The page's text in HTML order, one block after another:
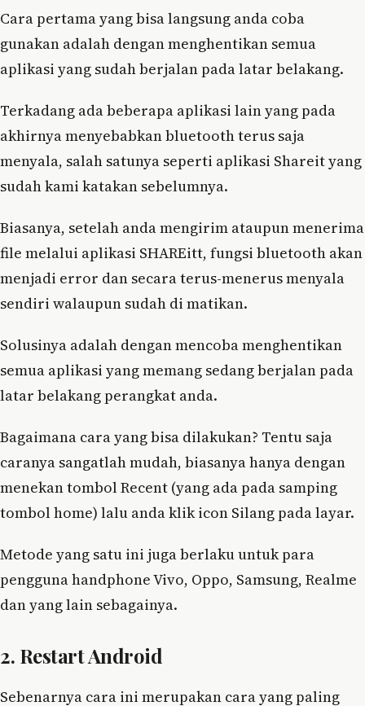
Cara pertama yang bisa langsung anda coba
gunakan adalah dengan menghentikan semua
aplikasi yang sudah berjalan pada latar belakang.
Terkadang ada beberapa aplikasi lain yang pada
akhirnya menyebabkan bluetooth terus saja
menyala, salah satunya seperti aplikasi Shareit yang
sudah kami katakan sebelumnya.
Biasanya, setelah anda mengirim ataupun menerima
file melalui aplikasi SHAREitt, fungsi bluetooth akan
menjadi error dan secara terus-menerus menyala
sendiri walaupun sudah di matikan.
Solusinya adalah dengan mencoba menghentikan
semua aplikasi yang memang sedang berjalan pada
latar belakang perangkat anda.
Bagaimana cara yang bisa dilakukan? Tentu saja
caranya sangatlah mudah, biasanya hanya dengan
menekan tombol Recent (yang ada pada samping
tombol home) lalu anda klik icon Silang pada layar.
Metode yang satu ini juga berlaku untuk para
pengguna handphone Vivo, Oppo, Samsung, Realme
dan yang lain sebagainya.
2. Restart Android
Sebenarnya cara ini merupakan cara yang paling